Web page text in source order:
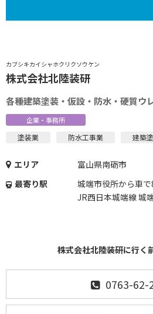
カブシキカイシャホクリクソウケン
株式会社北陸装研
各種建築塗装・仮設・防水・硬質ウ
企業・事務所
塗装業 防水工事業 建築
エリア
富山県南砺市
最寄り駅
城端市役所から車
JR西日本城端線 城
株式会社北陸装研に行く
0763-62-